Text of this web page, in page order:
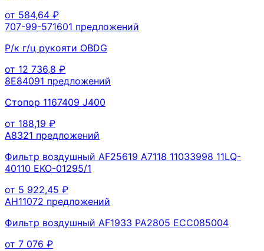
от 584,64 ₽
707-99-571601 предложений
Р/к г/ц рукояти OBDG
от 12 736,8 ₽
8E84091 предложений
Стопор 1167409 J400
от 188,19 ₽
A8321 предложений
Фильтр воздушный AF25619 A7118 11033998 11LQ-
40110 EKO-01295/1
от 5 922,45 ₽
AH11072 предложений
Фильтр воздушный AF1933 PA2805 ECC085004
от 7 076 ₽